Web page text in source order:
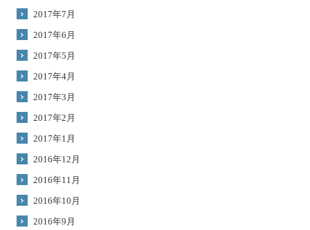
2017年7月
2017年6月
2017年5月
2017年4月
2017年3月
2017年2月
2017年1月
2016年12月
2016年11月
2016年10月
2016年9月